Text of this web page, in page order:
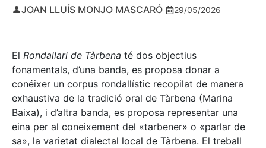
JOAN LLUÍS MONJO MASCARÓ 29/05/2026
El Rondallari de Tàrbena té dos objectius
fonamentals, d’una banda, es proposa donar a
conéixer un corpus rondallístic recopilat de manera
exhaustiva de la tradició oral de Tàrbena (Marina
Baixa), i d’altra banda, es proposa representar una
eina per al coneixement del «tarbener» o «parlar de
sa», la varietat dialectal local de Tàrbena. El treball